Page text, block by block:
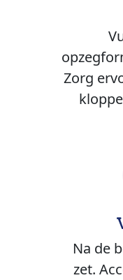
Zorg
Na de
zet.